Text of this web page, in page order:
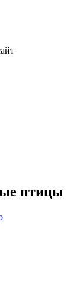
птицы